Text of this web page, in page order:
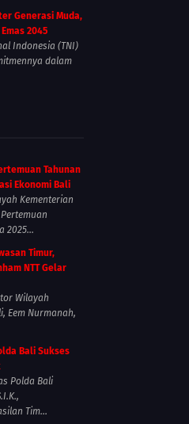
Generasi Muda,
2045
Indonesia (TNI)
dalam
Tahunan
Ekonomi Bali
Kementerian
2025...
Timur,
NTT Gelar
Wilayah
Eem Nurmanah,
Bali Sukses
Polda Bali
Tim...